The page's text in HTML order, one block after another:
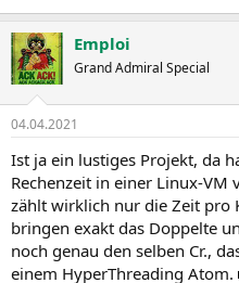
Emploi
Grand Admiral Special
04.04.2021
Ist ja ein lustiges Projekt, da
Rechenzeit in einer Linux-
zählt wirklich nur die Zeit pro
bringen exakt das Doppelte
noch genau den selben Cr.,
einem HyperThreading Atom.